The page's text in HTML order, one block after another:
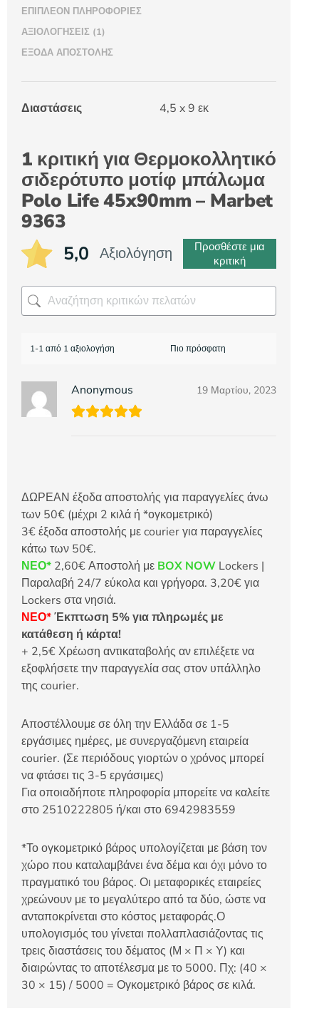
ΕΠΙΠΛΈΟΝ ΠΛΗΡΟΦΟΡΊΕΣ
ΑΞΙΟΛΟΓΉΣΕΙΣ (1)
ΈΞΟΔΑ ΑΠΟΣΤΟΛΉΣ
Διαστάσεις 4,5 x 9 εκ
1 κριτική για Θερμοκολλητικό
σιδερότυπο μοτίφ μπάλωμα
Polo Life 45x90mm – Marbet
9363
5,0 Αξιολόγηση
Προσθέστε μια
κριτική
1-1 από 1 αξιολογήση
Anonymous 19 Μαρτίου, 2023
ΔΩΡΕΑΝ έξοδα αποστολής για παραγγελίες άνω
των 50€ (μέχρι 2 κιλά ή *ογκομετρικό)
3€ έξοδα αποστολής με courier για παραγγελίες
κάτω των 50€.
ΝΕΟ* 2,60€ Αποστολή με BOX NOW Lockers |
Παραλαβή 24/7 εύκολα και γρήγορα. 3,20€ για
Lockers στα νησιά.
ΝΕΟ*Έκπτωση 5% για πληρωμές με
κατάθεση ή κάρτα!
+ 2,5€ Χρέωση αντικαταβολής αν επιλέξετε να
εξοφλήσετε την παραγγελία σας στον υπάλληλο
της courier.
Αποστέλλουμε σε όλη την Ελλάδα σε 1-5
εργάσιμες ημέρες, με συνεργαζόμενη εταιρεία
courier. (Σε περιόδους γιορτών ο χρόνος μπορεί
να φτάσει τις 3-5 εργάσιμες)
Για οποιαδήποτε πληροφορία μπορείτε να καλείτε
στο 2510222805 ή/και στο 6942983559
*Το ογκομετρικό βάρος υπολογίζεται με βάση τον
χώρο που καταλαμβάνει ένα δέμα και όχι μόνο το
πραγματικό του βάρος. Οι μεταφορικές εταιρείες
χρεώνουν με το μεγαλύτερο από τα δύο, ώστε να
ανταποκρίνεται στο κόστος μεταφοράς.Ο
υπολογισμός του γίνεται πολλαπλασιάζοντας τις
τρεις διαστάσεις του δέματος (Μ × Π × Υ) και
διαιρώντας το αποτέλεσμα με το 5000. Πχ: (40 ×
30 × 15) / 5000 = Ογκομετρικό βάρος σε κιλά.